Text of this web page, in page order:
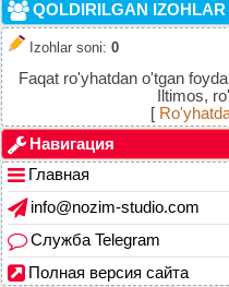
QOLDIRILGAN IZOHLAR
Izohlar soni: 0
Faqat ro'yhatdan o'tgan
Iltimos,
[
Навигация
Главная
info@nozim-studio.com
Служба Telegram
Полная версия сайта